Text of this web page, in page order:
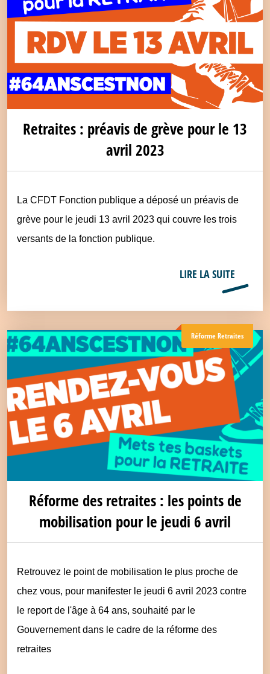
Retraites : préavis de grève pour le 13
avril 2023
La CFDT Fonction publique a déposé un préavis de
grève pour le jeudi 13 avril 2023 qui couvre les trois
versants de la fonction publique.
LIRE LA SUITE
Réforme Retraites
Réforme des retraites : les points de
mobilisation pour le jeudi 6 avril
Retrouvez le point de mobilisation le plus proche de
chez vous, pour manifester le jeudi 6 avril 2023 contre
le report de l'âge à 64 ans, souhaité par le
Gouvernement dans le cadre de la réforme des
retraites